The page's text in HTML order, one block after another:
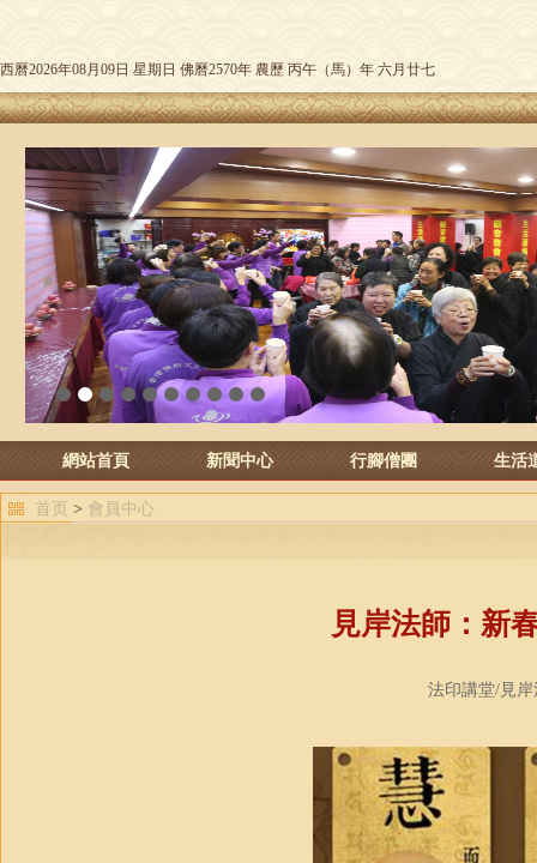
西曆2026年08月09日 星期日 佛曆2570年 農歷 丙午（馬）年 六月廿七
1 2 3 4 5 6 7 8 9 10
網站首頁 新聞中心 行腳僧團 生活
首页 > 會員中心
見岸法師：新
法印講堂/見岸